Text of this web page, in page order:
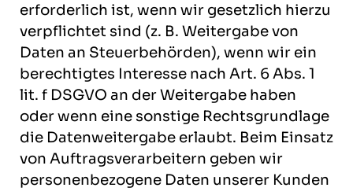
erforderlich ist, wenn wir gesetzlich hierzu
verpflichtet sind (z. B. Weitergabe von
Daten an Steuerbehörden), wenn wir ein
berechtigtes Interesse nach Art. 6 Abs. 1
lit. f DSGVO an der Weitergabe haben
oder wenn eine sonstige Rechtsgrundlage
die Datenweitergabe erlaubt. Beim Einsatz
von Auftragsverarbeitern geben wir
personenbezogene Daten unserer Kunden